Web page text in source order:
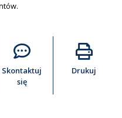
Skontaktuj
się
Drukuj